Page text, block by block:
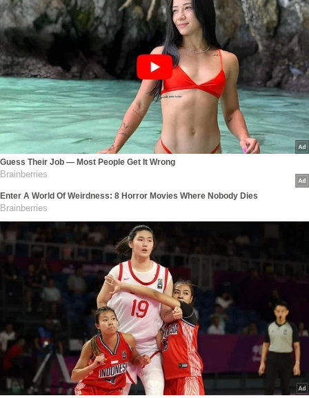
Guess Their Job — Most People Get It Wrong
Brainberries
Enter A World Of Weirdness: 8 Horror Movies Where Nobody Dies
Brainberries